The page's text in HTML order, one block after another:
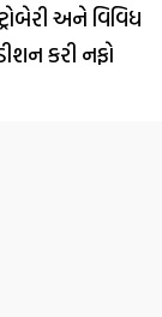
અને વિવિધ
કરી નફો